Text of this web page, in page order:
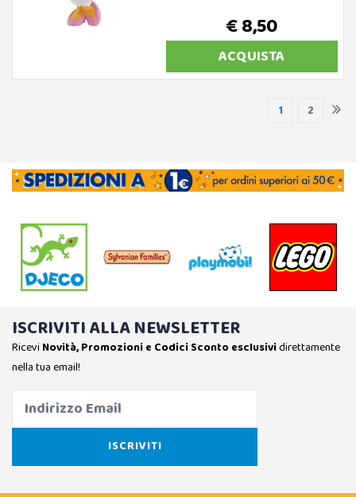
€ 8,50
ACQUISTA
1 2
ISCRIVITI ALLA NEWSLETTER
Ricevi Novità, Promozioni e Codici Sconto esclusividirettamente
nella tua email!